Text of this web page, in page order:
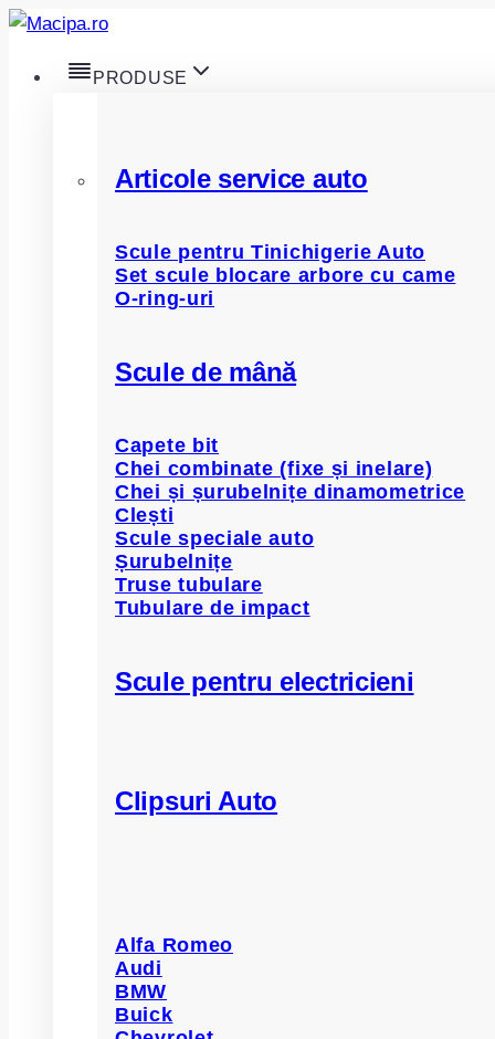
Skip
content
PRODUSE
Articole service auto
Scule pentru Tinichigerie Auto
Set scule blocare arbore cu came
O-ring-uri
Scule de mână
Capete bit
Chei combinate (fixe și inelare)
Chei și șurubelnițe dinamometrice
Clești
Scule speciale auto
Șurubelnițe
Truse tubulare
Tubulare de impact
Scule pentru electricieni
Clipsuri Auto
Alfa Romeo
Audi
BMW
Buick